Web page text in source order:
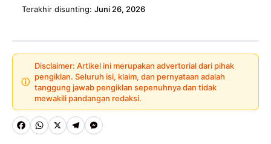
Terakhir disunting: Juni 26, 2026
ⓘ
Disclaimer: Artikel ini merupakan advertorial dari pihak
pengiklan. Seluruh isi, klaim, dan pernyataan adalah
tanggung jawab pengiklan sepenuhnya dan tidak
mewakili pandangan redaksi.
Fa W
X
Te M